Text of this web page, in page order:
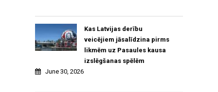
Kas Latvijas derību
veicējiem jāsalīdzina pirms
likmēm uz Pasaules kausa
izslēgšanas spēlēm
June 30, 2026